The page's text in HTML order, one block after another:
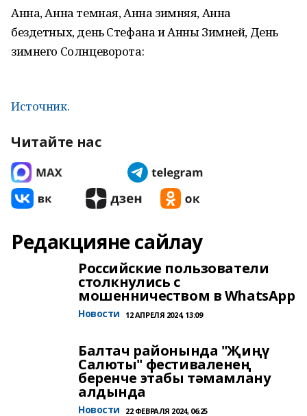
Анна, Анна темная, Анна зимняя, Анна
бездетных, день Стефана и Анны Зимней, День
зимнего Солнцеворота:
Источник.
Читайте нас
Редакцияне сайлау
Российские пользователи
столкнулись с
мошенничеством в WhatsApp
Новости 12 АПРЕЛЯ 2024, 13:09
Балтач районында "Җиңү
Салюты" фестиваленең
беренче этабы тәмамлану
алдында
Новости 22 ФЕВРАЛЯ 2024, 06:25